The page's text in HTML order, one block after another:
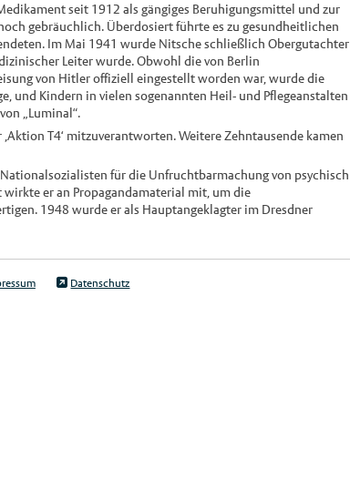
seit 1912 als gängiges Beruhigungsmittel und zur
gebräuchlich. Überdosiert führte es zu gesundheitlichen
Im Mai 1941 wurde Nitsche schließlich Obergutachter
Leiter wurde. Obwohl die von Berlin
von Hitler offiziell eingestellt worden war, wurde die
und Kindern in vielen sogenannten Heil- und Pflegeanstalten
„Luminal“.
T4‘ mitzuverantworten. Weitere Zehntausende kamen
für die Unfruchtbarmachung von psychisch
wirkte er an Propagandamaterial mit, um die
1948 wurde er als Hauptangeklagter im Dresdner
Datenschutz